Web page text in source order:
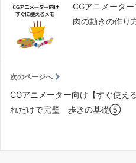
CGアニメータ
肉の動きの作り
次のページへ
CGアニメーター向け【すぐ使え
れだけで完璧 歩きの基礎⑤